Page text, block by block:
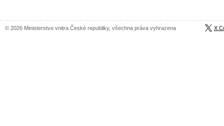
© 2026 Ministerstvo vnitra České republiky, všechna práva vyhrazena X